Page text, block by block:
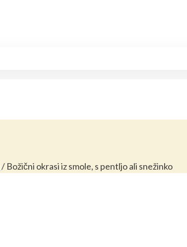
/ Božični okrasi iz smole, s pentljo ali snežinko